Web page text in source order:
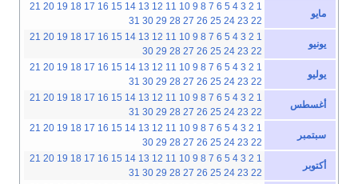
مايو
1
2
3
4
5
6
7
8
9
10
11
12
13
14
15
16
17
18
19
20
21
22
23
24
25
26
27
28
29
30
31
يونيو
1
2
3
4
5
6
7
8
9
10
11
12
13
14
15
16
17
18
19
20
21
22
23
24
25
26
27
28
29
30
يوليو
1
2
3
4
5
6
7
8
9
10
11
12
13
14
15
16
17
18
19
20
21
22
23
24
25
26
27
28
29
30
31
أغسطس
1
2
3
4
5
6
7
8
9
10
11
12
13
14
15
16
17
18
19
20
21
22
23
24
25
26
27
28
29
30
31
سبتمبر
1
2
3
4
5
6
7
8
9
10
11
12
13
14
15
16
17
18
19
20
21
22
23
24
25
26
27
28
29
30
أكتوبر
1
2
3
4
5
6
7
8
9
10
11
12
13
14
15
16
17
18
19
20
21
22
23
24
25
26
27
28
29
30
31